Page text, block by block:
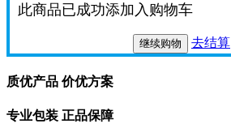
此商品已成功添加入购物车
继续购物 去结算
质优产品 价优方案
专业包装 正品保障